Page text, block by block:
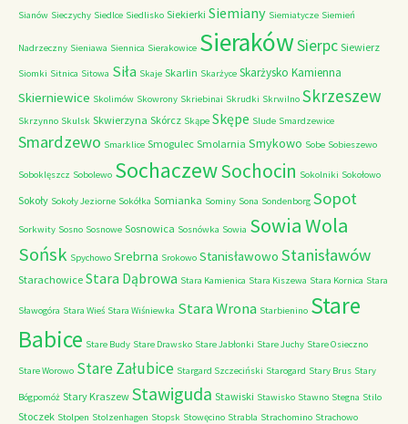
Sianów Sieczychy Siedlce Siedlisko Siekierki Siemiany Siemiatycze Siemień
Nadrzeczny Sieniawa Siennica Sierakowice SierakówSierpc Siewierz
Siomki Sitnica Sitowa Siła Skaje Skarlin Skarżyce Skarżysko Kamienna
Skierniewice Skolimów Skowrony Skriebinai Skrudki Skrwilno Skrzeszew
Skrzynno Skulsk Skwierzyna Skórcz Skąpe Skępe Slude Smardzewice
Smardzewo Smarklice Smogulec Smolarnia Smykowo Sobe Sobieszewo
Soboklęszcz Sobolewo SochaczewSochocin Sokolniki Sokołowo
Sokoły Sokoły Jeziorne Sokółka Somianka Sominy Sona Sondenborg Sopot
Sorkwity Sosno Sosnowe Sosnowica Sosnówka Sowia Sowia Wola
Sońsk Spychowo Srebrna Srokowo Stanisławowo Stanisławów
Starachowice Stara Dąbrowa Stara Kamienica Stara Kiszewa Stara Kornica Stara
Sławogóra Stara Wieś Stara Wiśniewka Stara Wrona Starbienino Stare
Babice Stare Budy Stare Drawsko Stare Jabłonki Stare Juchy Stare Osieczno
Stare Worowo Stare Załubice Stargard Szczeciński Starogard Stary Brus Stary
Bógpomóż Stary Kraszew Stawiguda Stawiski Stawisko Stawno Stegna Stilo
Stoczek Stolpen Stolzenhagen Stopsk Stowęcino Strabla Strachomino Strachowo